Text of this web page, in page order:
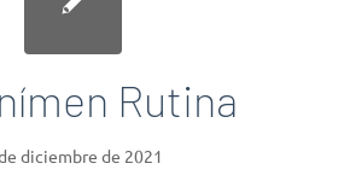
Rutina
diciembre de 2021